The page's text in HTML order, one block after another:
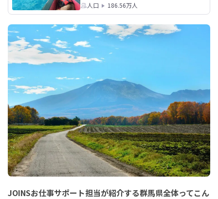
人口 186.56万人
JOINSお仕事サポート担当が紹介する群馬県全体ってこん